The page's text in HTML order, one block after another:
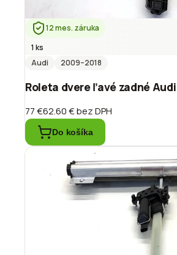
12 mes. záruka
1 ks
Audi
2009–2018
Roleta dvere ľavé zadné
77 €62.60 €bez DPH
Do košíka